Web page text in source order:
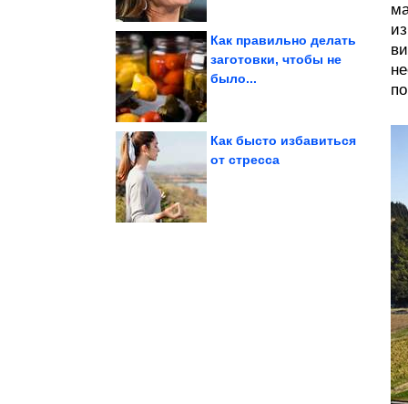
Как правильно делать
заготовки, чтобы не
было...
Как cкрыть дачный
забора
Как бысто избавиться
от стресса